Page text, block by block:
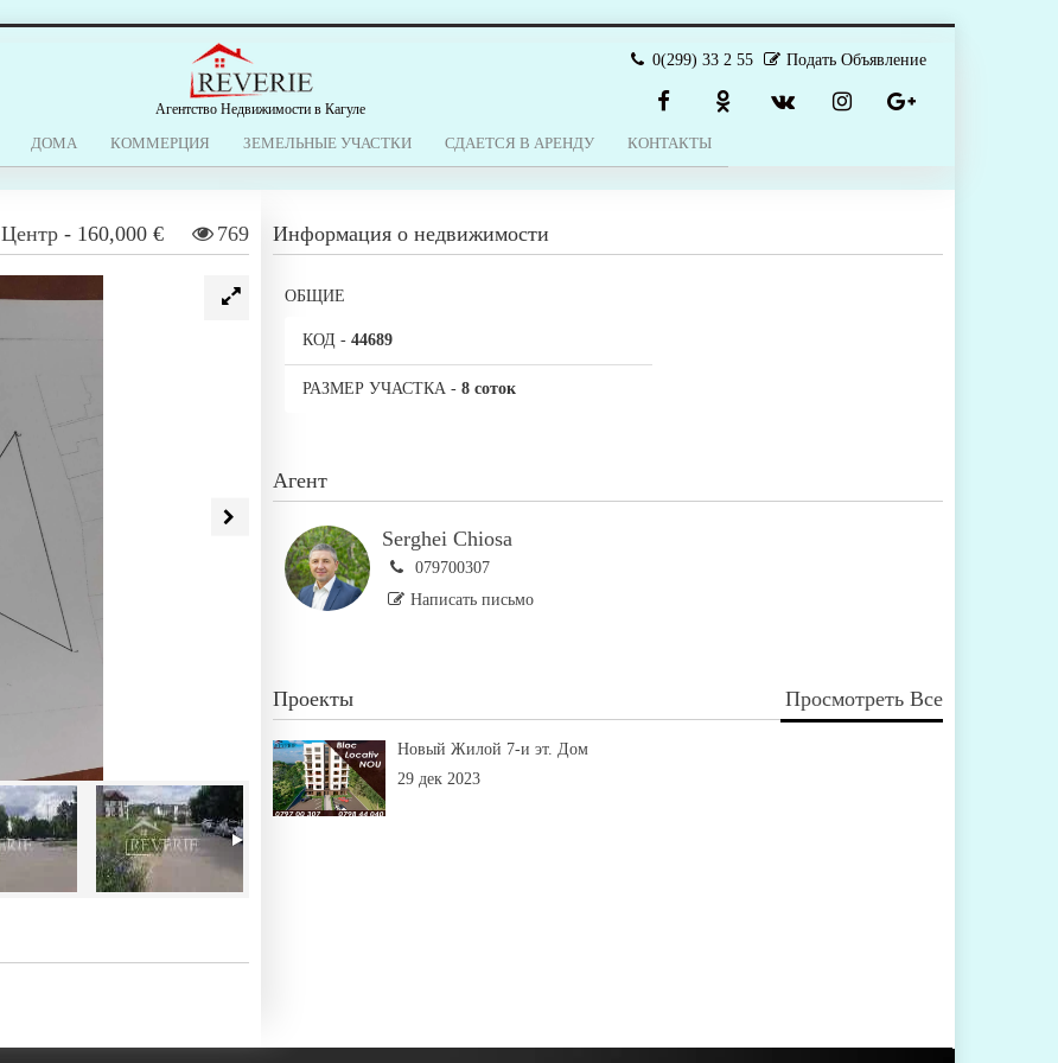
Агентство Недвижимости в Кагуле
0(299) 33 2 55 Подать Объявление
ДОМА КОММЕРЦИЯ ЗЕМЕЛЬНЫЕ УЧАСТКИ СДАЕТСЯ В АРЕНДУ КОНТАКТЫ
Центр - 160,000 € 769 Информация о недвижимости
ОБЩИЕ
КОД - 44689
РАЗМЕР УЧАСТКА - 8 соток
Агент
Serghei Chiosa
079700307
Написать письмо
Проекты Просмотреть Все
Новый Жилой 7-и эт. Дом
29 дек 2023